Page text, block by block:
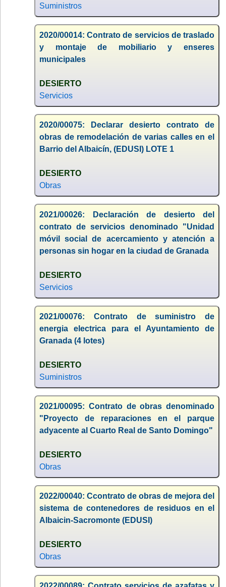
Suministros
2020/00014: Contrato de servicios de traslado
y montaje de mobiliario y enseres
municipales
DESIERTO
Servicios
2020/00075: Declarar desierto contrato de
obras de remodelación de varias calles en el
Barrio del Albaicín, (EDUSI) LOTE 1
DESIERTO
Obras
2021/00026: Declaración de desierto del
contrato de servicios denominado "Unidad
móvil social de acercamiento y atención a
personas sin hogar en la ciudad de Granada
DESIERTO
Servicios
2021/00076: Contrato de suministro de
energia electrica para el Ayuntamiento de
Granada (4 lotes)
DESIERTO
Suministros
2021/00095: Contrato de obras denominado
"Proyecto de reparaciones en el parque
adyacente al Cuarto Real de Santo Domingo"
DESIERTO
Obras
2022/00040: Ccontrato de obras de mejora del
sistema de contenedores de residuos en el
Albaicin-Sacromonte (EDUSI)
DESIERTO
Obras